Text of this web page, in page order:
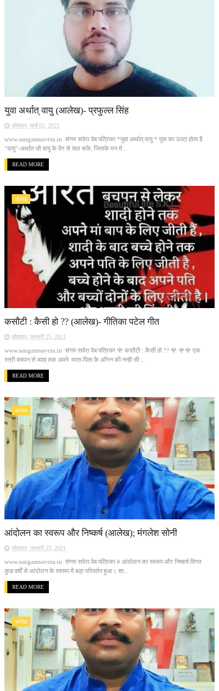
युवा अर्थात् वायु (आलेख)- प्रफुल्ल सिंह
सोमवार, मार्च 01, 2021
www.sangamsavera.in संगम सवेरा वेब पत्रिका *युवा अर्थात् वायु * युवा का उल्टा होता है
“वायु”-अर्थात जो वायु के वेग से चल सके, जिसके मन मे...
READ MORE
आलेख
कसौटी : कैसी हो ?? (आलेख)- गीतिका पटेल गीत
सोमवार, जनवरी 25, 2021
www.sangamsavera.in संगम सवेरा वेब पत्रिका 🌹 कसौटी : कैसी हो ?? 🌹 🌹🌹 एक
स्त्री बचपन से ब्याह तक अपने माता-पिता के आँगन की नन्ही सी ...
READ MORE
आलेख
आंदोलन का स्वरूप और निष्कर्ष (आलेख); मंगलेश सोनी
सोमवार, जनवरी 25, 2021
www.sangamsavera.in संगम सवेरा वेब पत्रिका # आंदोलन का स्वरूप और निष्कर्ष विगत
कुछ वर्षों से आंदोलन के स्वरूप में बड़ा परिवर्तन हुआ। शा...
READ MORE
आलेख